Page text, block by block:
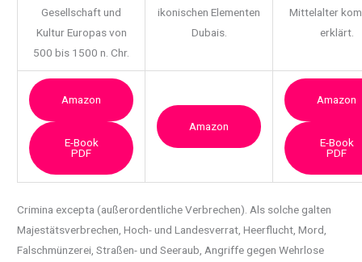
Gesellschaft und
Kultur Europas von
500 bis 1500 n. Chr.
ikonischen Elementen
Dubais.
Mittelalter
erklärt.
Amazon
E-Book
PDF
Amazon
Amazon
E-Book
PDF
Crimina excepta (außerordentliche Verbrechen). Als solche galten
Majestätsverbrechen, Hoch-und Landesverrat, Heerflucht, Mord,
Falschmünzerei, Straßen- und Seeraub, Angriffe gegen Wehrlose